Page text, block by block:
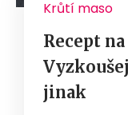
Krůtí maso
Recept
jinak